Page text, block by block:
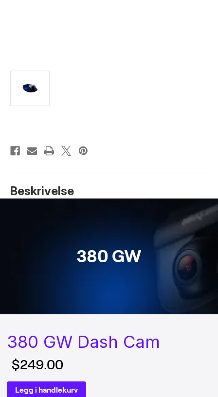
lagerbeholdning:
Beskrivelse
380 GW
380 GW Dash Cam
$249.00
Legg i handlekurv